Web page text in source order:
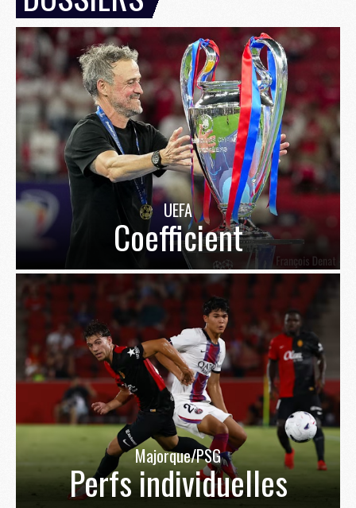
UEFA
Coefficient
Majorque/PSG
Perfs individuelles